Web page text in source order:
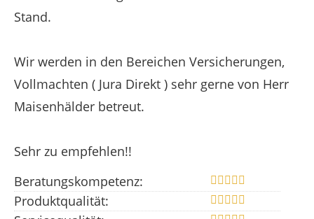
Stand.
Wir werden in den Bereichen Versicherungen,
Vollmachten ( Jura Direkt ) sehr gerne von Herr
Maisenhälder betreut.
Sehr zu empfehlen!!
Beratungskompetenz:
Produktqualität: